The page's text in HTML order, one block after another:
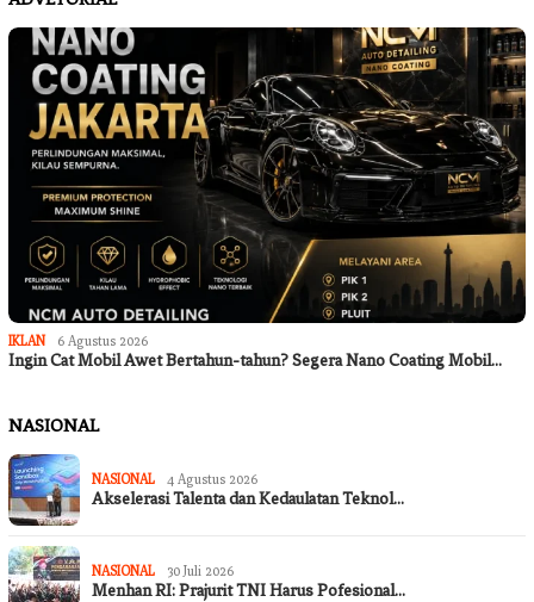
IKLAN 6 Agustus 2026
Ingin Cat Mobil Awet Bertahun-tahun? Segera Nano Coating Mobil…
NASIONAL
NASIONAL 4 Agustus 2026
Akselerasi Talenta dan Kedaulatan Teknol…
NASIONAL 30 Juli 2026
Menhan RI: Prajurit TNI Harus Pofesional…